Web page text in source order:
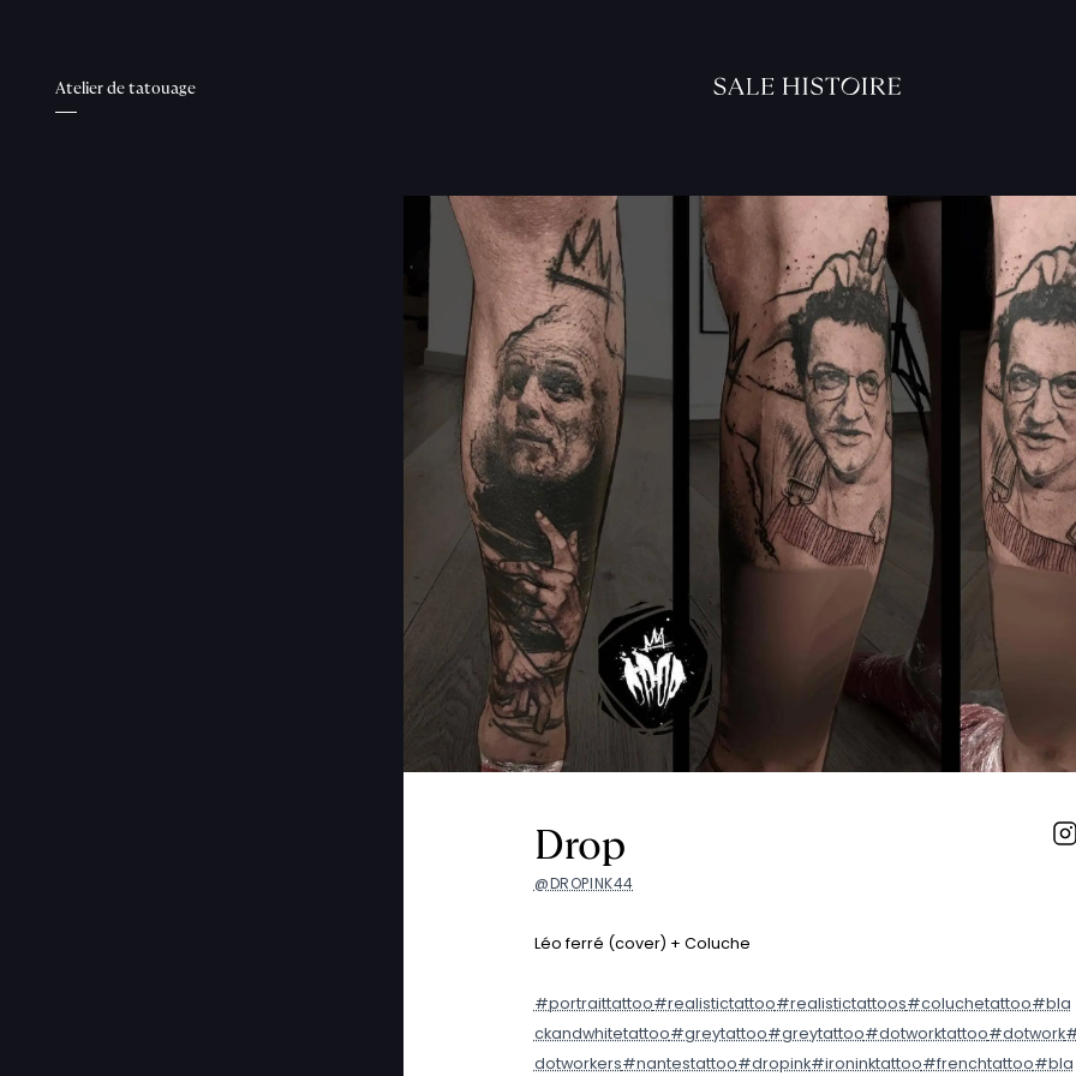
Atelier de tatouage
Drop
@DROPINK44
Léo ferré (cover) + Coluche
#portraittattoo#realistictattoo#realistictattoos#coluchetattoo#bla
ckandwhitetattoo#greytattoo#greytattoo#dotworktattoo#dotwork
dotworkers#nantestattoo#dropink#ironinktattoo#frenchtattoo#bla